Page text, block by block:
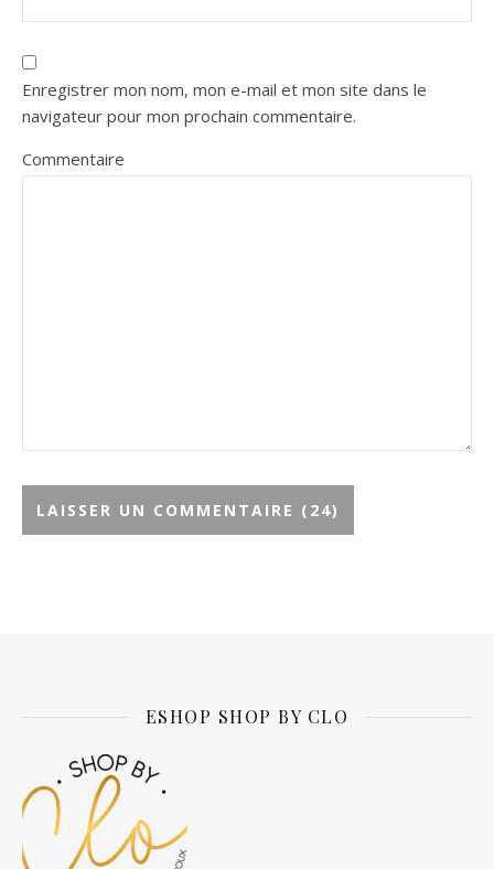
Enregistrer mon nom, mon e-mail et mon site dans le
navigateur pour mon prochain commentaire.
Commentaire
ESHOP SHOP BY CLO